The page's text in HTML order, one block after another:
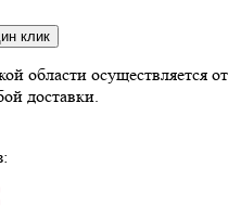
клик
области осуществляется от
доставки.